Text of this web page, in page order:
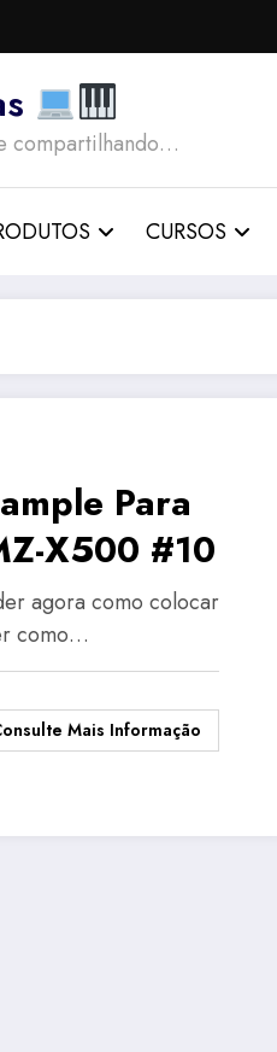
compartilhando…
CURSOS
Para
X500 #10
agora como colocar
como…
Mais Informação